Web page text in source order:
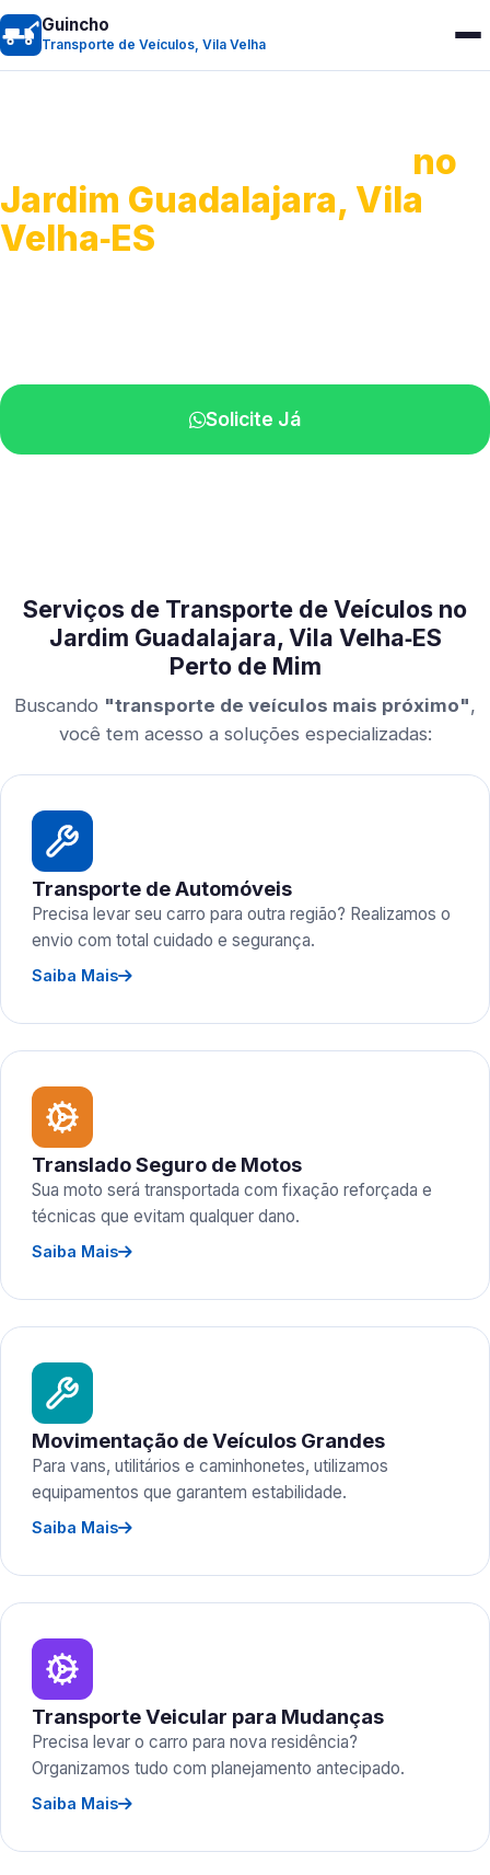
Guincho
Transporte de Veículos, Vila Velha
no
Jardim Guadalajara, Vila
Velha‑ES
Solicite Já
Serviços de Transporte de Veículos no
Jardim Guadalajara, Vila Velha‑ES
Perto de Mim
Buscando "transporte de veículos mais próximo",
você tem acesso a soluções especializadas:
Transporte de Automóveis
Precisa levar seu carro para outra região? Realizamos o
envio com total cuidado e segurança.
Saiba Mais
Translado Seguro de Motos
Sua moto será transportada com fixação reforçada e
técnicas que evitam qualquer dano.
Saiba Mais
Movimentação de Veículos Grandes
Para vans, utilitários e caminhonetes, utilizamos
equipamentos que garantem estabilidade.
Saiba Mais
Transporte Veicular para Mudanças
Precisa levar o carro para nova residência?
Organizamos tudo com planejamento antecipado.
Saiba Mais